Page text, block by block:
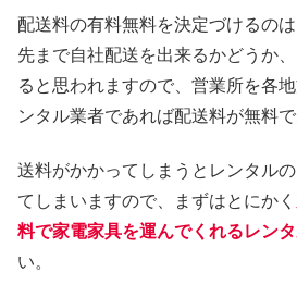
配送料の有料無料を決定づけるの
先まで自社配送を出来るかどうか
ると思われますので、営業所を各
ンタル業者であれば配送料が無料
送料がかかってしまうとレンタル
てしまいますので、まずはとにかく
料で家電家具を運んでくれるレン
い。